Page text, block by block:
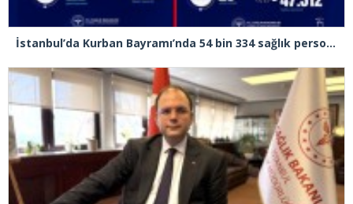
İstanbul’da Kurban Bayramı’nda 54 bin 334 sağlık personeli görev yapacak